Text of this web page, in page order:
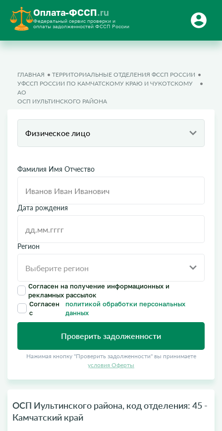
Оплата-ФССП.ru
Федеральный сервис проверки и
оплаты задолженностей ФССП России
ГЛАВНАЯ
ТЕРРИТОРИАЛЬНЫЕ ОТДЕЛЕНИЯ ФССП РОССИИ
УФССП РОССИИ ПО КАМЧАТСКОМУ КРАЮ И ЧУКОТСКОМУ
АО
ОСП ИУЛЬТИНСКОГО РАЙОНА
Физическое лицо
Фамилия Имя Отчество
Дата рождения
Регион
Согласен на получение информационных и
рекламных рассылок
Согласен
с
политикой обработки персональных
данных
Проверить задолженности
Нажимая кнопку "Проверить задолженности" вы принимаете
условия Оферты
ОСП Иультинского района, код отделения: 45 -
Камчатский край